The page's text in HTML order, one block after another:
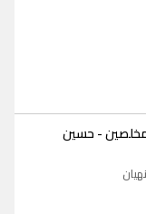
-حسين